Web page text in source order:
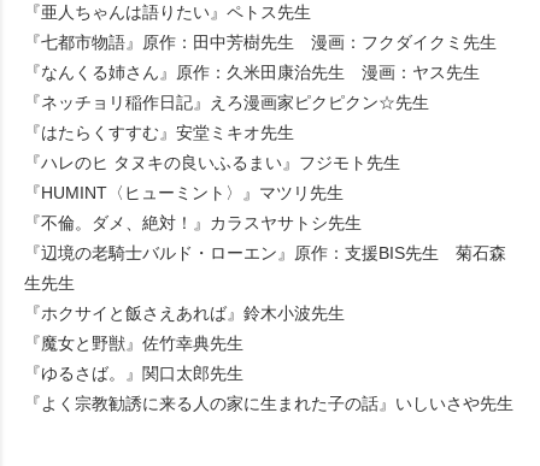
『亜人ちゃんは語りたい』ペトス先生
『七都市物語』原作：田中芳樹先生 漫画：フクダイクミ先生
『なんくる姉さん』原作：久米田康治先生 漫画：ヤス先生
『ネッチョリ稲作日記』えろ漫画家ピクピクン☆先生
『はたらくすすむ』安堂ミキオ先生
『ハレのヒ タヌキの良いふるまい』フジモト先生
『HUMINT〈ヒューミント〉』マツリ先生
『不倫。ダメ、絶対！』カラスヤサトシ先生
『辺境の老騎士バルド・ローエン』原作：支援BIS先生 菊石森
生先生
『ホクサイと飯さえあれば』鈴木小波先生
『魔女と野獣』佐竹幸典先生
『ゆるさば。』関口太郎先生
『よく宗教勧誘に来る人の家に生まれた子の話』いしいさや先生